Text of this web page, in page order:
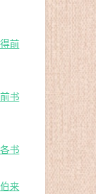
前
书
书
来